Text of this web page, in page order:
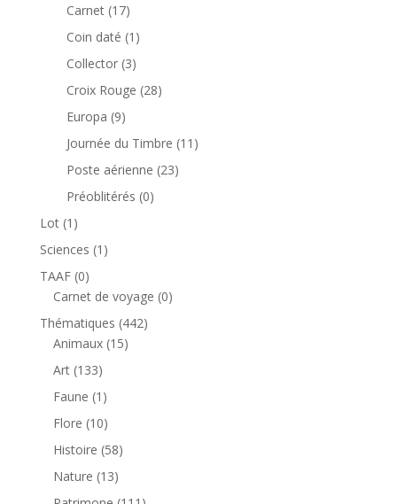
Carnet 1717
produits
Coin daté 1 1
produit
Collector 33
produits
Croix Rouge 2828
Europa 99
produits
Journée du Timbre 11 11
Poste aérienne 2323
Préoblitérés 00
Lot 1 1
produit
Sciences 1 1
TAAF 00
produit
Carnet de voyage 00
Thématiques 442442
Animaux 1515
Art 133133
produits
Faune 1 1
produit
Flore 1010
produits
Histoire 5858
Nature 1313
produits